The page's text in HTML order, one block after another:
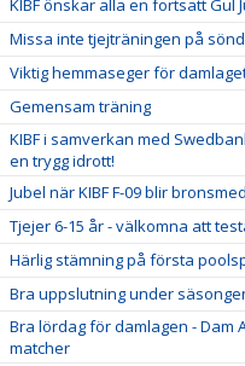
KIBF önskar alla en fortsatt Gul
Missa inte tjejträningen på
Viktig hemmaseger för
Gemensam träning
KIBF i samverkan med
en trygg idrott!
Jubel när KIBF F-09 blir
Tjejer 6-15 år - välkomna att
Härlig stämning på första
Bra uppslutning under
Bra lördag för damlagen - Dam
matcher